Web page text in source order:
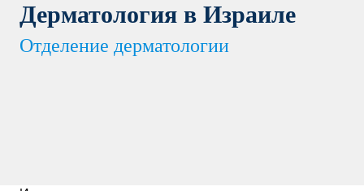
Дерматология в Израиле
Отделение дерматологии